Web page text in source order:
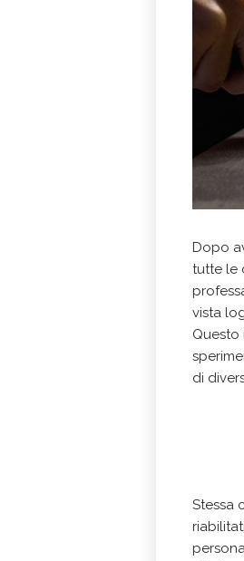
Dopo
tutte le
vista
di
Stessa